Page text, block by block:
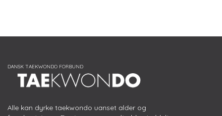
Alle kan dyrke taekwondo uanset alder og